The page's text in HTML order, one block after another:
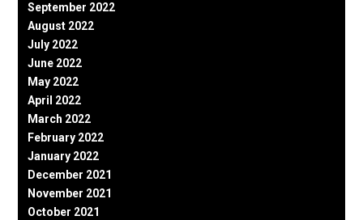
September 2022
August 2022
July 2022
June 2022
May 2022
April 2022
March 2022
February 2022
January 2022
December 2021
November 2021
October 2021